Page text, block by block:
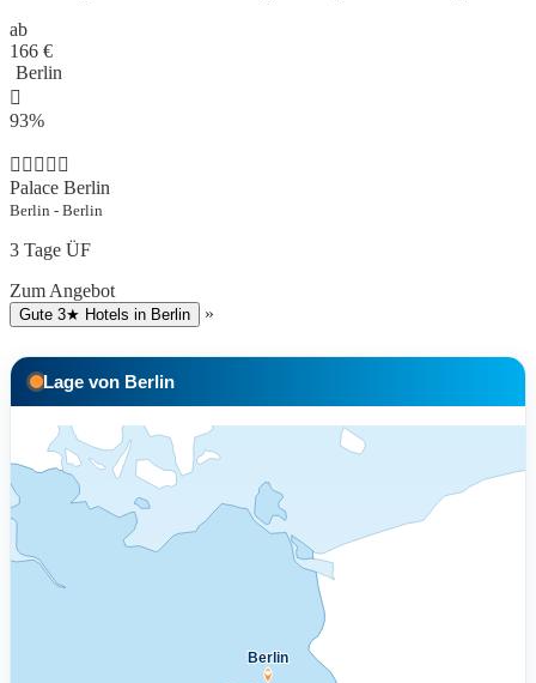
ab
166 €
Berlin
93%
Palace Berlin
Berlin - Berlin
3 Tage ÜF
Zum Angebot
Gute 3★ Hotels in Berlin »
Lage von Berlin
Berlin